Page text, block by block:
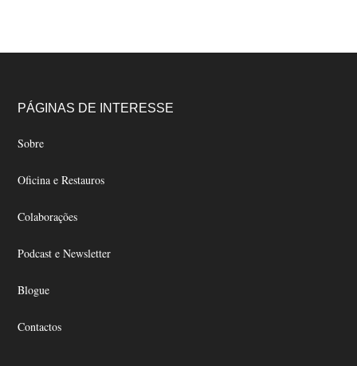
the
Footer
PÁGINAS DE INTERESSE
Sobre
Oficina e Restauros
Colaborações
Podcast e Newsletter
Blogue
Contactos